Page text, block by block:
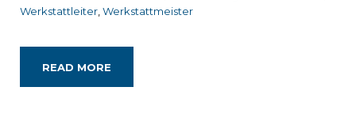
Werkstattleiter Werkstattmeister
READ MORE